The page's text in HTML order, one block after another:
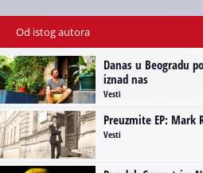
Od istog autora
Danas u Beogradu
iznad nas
Vesti
Preuzmite EP: Mark
Vesti